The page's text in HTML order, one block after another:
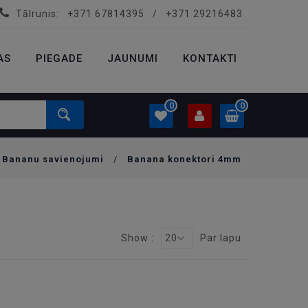
Tālrunis: +371 67814395 / +371 29216483
PIEGADE JAUNUMI KONTAKTI
0 0
Ielogoties
Bananu savienojumi / Banana konektori 4mm
Show : 20 Par lapu